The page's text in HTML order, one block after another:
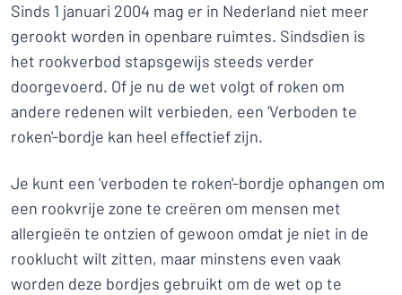
Sinds 1 januari 2004 mag er in Nederland niet meer
gerookt worden in openbare ruimtes. Sindsdien is
het rookverbod stapsgewijs steeds verder
doorgevoerd. Of je nu de wet volgt of roken om
andere redenen wilt verbieden, een 'Verboden te
roken'-bordje kan heel effectief zijn.
Je kunt een 'verboden te roken'-bordje ophangen om
een rookvrije zone te creëren om mensen met
allergieën te ontzien of gewoon omdat je niet in de
rooklucht wilt zitten, maar minstens even vaak
worden deze bordjes gebruikt om de wet op te